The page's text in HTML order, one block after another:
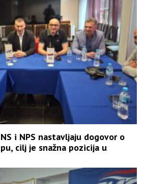
i NPS nastavljaju dogovor o
cilj je snažna pozicija u